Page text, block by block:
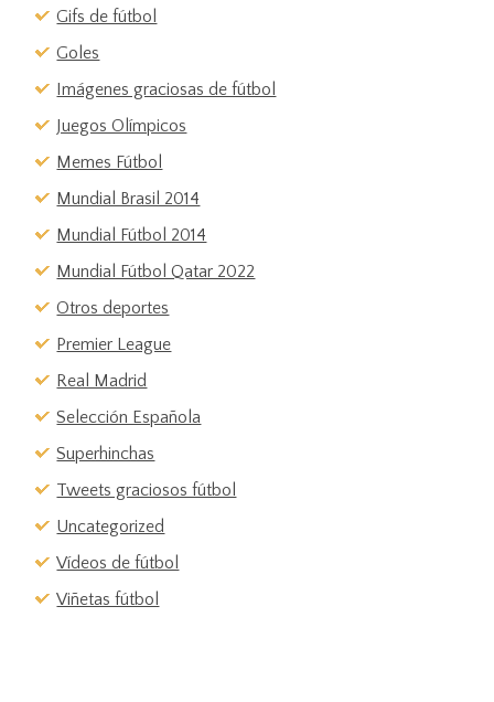
Gifs de fútbol
Goles
Imágenes graciosas de fútbol
Juegos Olímpicos
Memes Fútbol
Mundial Brasil 2014
Mundial Fútbol 2014
Mundial Fútbol Qatar 2022
Otros deportes
Premier League
Real Madrid
Selección Española
Superhinchas
Tweets graciosos fútbol
Uncategorized
Vídeos de fútbol
Viñetas fútbol